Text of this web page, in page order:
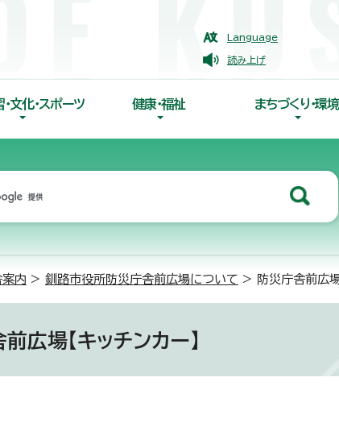
Language
読み上げ
文化・スポーツ 健康・福祉 まちづくり・環境
案内 > 釧路市役所防災庁舎前広場について > 防災庁舎前広場
広場【キッチンカー】